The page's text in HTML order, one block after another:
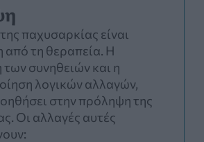
παχυσαρκίας είναι
από τη θεραπεία. Η
συνηθειών και η
λογικών αλλαγών,
στην πρόληψη της
Οι αλλαγές αυτές